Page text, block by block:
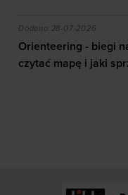
efekty daje
Orienteering -
Dodano:28-07-2026
Orienteering - biegi
czytać mapę i jaki